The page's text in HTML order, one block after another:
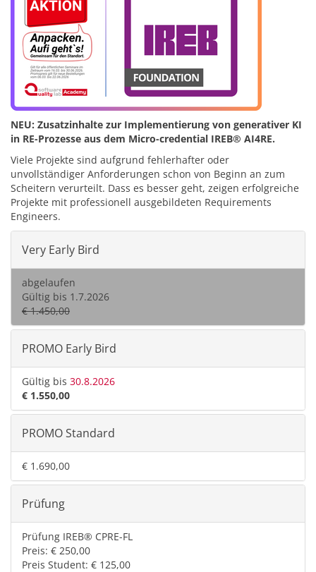
NEU: Zusatzinhalte zur Implementierung von generativer KI
in RE-Prozesse aus dem Micro-credential IREB® AI4RE.
Viele Projekte sind aufgrund fehlerhafter oder
unvollständiger Anforderungen schon von Beginn an zum
Scheitern verurteilt. Dass es besser geht, zeigen erfolgreiche
Projekte mit professionell ausgebildeten Requirements
Engineers.
Very Early Bird
abgelaufen
Gültig bis 1.7.2026
€ 1.450,00
PROMO Early Bird
Gültig bis 30.8.2026
€ 1.550,00
PROMO Standard
€ 1.690,00
Prüfung
Prüfung IREB® CPRE-FL
Preis: € 250,00
Preis Student: € 125,00